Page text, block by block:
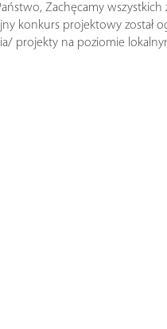
Zachęcamy
konkurs projektowy został
projekty na poziomie